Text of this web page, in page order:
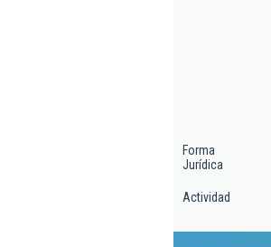
Forma
Jurídica
Actividad